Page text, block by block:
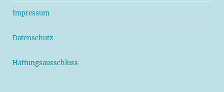
Impressum
Datenschutz
Haftungsausschluss